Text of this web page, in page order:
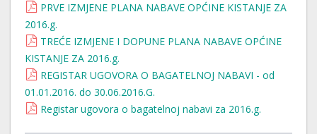
PRVE IZMJENE PLANA NABAVE OPĆINE KISTANJE ZA
2016.g.
TREĆE IZMJENE I DOPUNE PLANA NABAVE OPĆINE
KISTANJE ZA 2016.g.
REGISTAR UGOVORA O BAGATELNOJ NABAVI - od
01.01.2016. do 30.06.2016.G.
Registar ugovora o bagatelnoj nabavi za 2016.g.